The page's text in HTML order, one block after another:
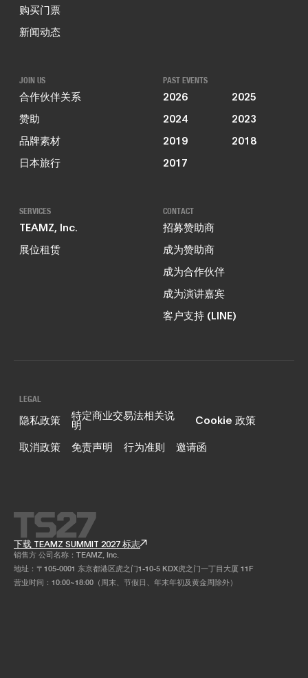
购买门票
新闻动态
JOIN US
合作伙伴关系
赞助
品牌素材
日本旅行
PAST EVENTS
2026
2025
2024
2023
2019
2018
2017
SERVICES
TEAMZ, Inc.
展位租赁
CONTACT
招募赞助商
成为赞助商
成为合作伙伴
成为演讲嘉宾
客户支持 (LINE)
LEGAL
隐私政策 特定商业交易法相关说
明
Cookie 政策
取消政策
免责声明 行为准则 邀请函
下载 TEAMZ SUMMIT 2027 标志
销售方 公司名称：TEAMZ, Inc.
地址：〒105-0001 东京都港区虎之门1-10-5 KDX虎之门一丁目大厦 11F
营业时间：10:00~18:00（周末、节假日、年末年初及黄金周除外）